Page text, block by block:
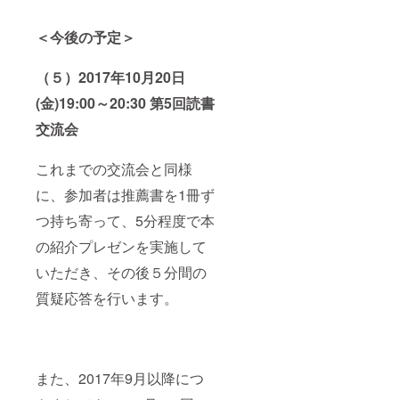
＜今後の予定＞
（５）2017年10月20日
(金)19:00～20:30 第5回読書
交流会
これまでの交流会と同様
に、参加者は推薦書を1冊ず
つ持ち寄って、5分程度で本
の紹介プレゼンを実施して
いただき、その後５分間の
質疑応答を行います。
また、2017年9月以降につ